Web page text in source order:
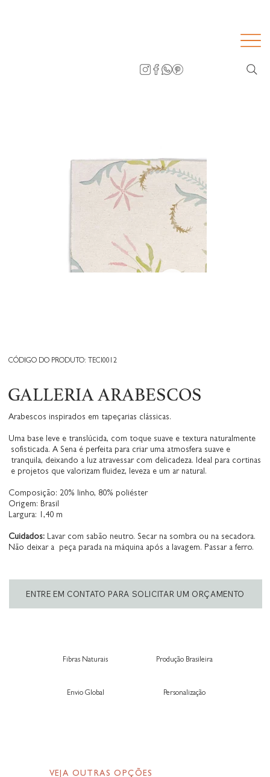
CÓDIGO DO PRODUTO: TECI0012
GALLERIA ARABESCOS
Arabescos inspirados em tapeçarias clássicas.
Uma base leve e translúcida, com toque suave e textura naturalmente
sofisticada. A Sena é perfeita para criar uma atmosfera suave e
tranquila, deixando a luz atravessar com delicadeza. Ideal para cortinas
e projetos que valorizam fluidez, leveza e um ar natural.
Composição: 20% linho, 80% poliéster
Origem: Brasil
Largura: 1,40 m
Cuidados: Lavar com sabão neutro. Secar na sombra ou na secadora.
Não deixar a peça parada na máquina após a lavagem. Passar a ferro.
ENTRE EM CONTATO PARA SOLICITAR UM ORÇAMENTO
Fibras Naturais Produção Brasileira
Envio Global Personalização
VEJA OUTRAS OPÇÕES